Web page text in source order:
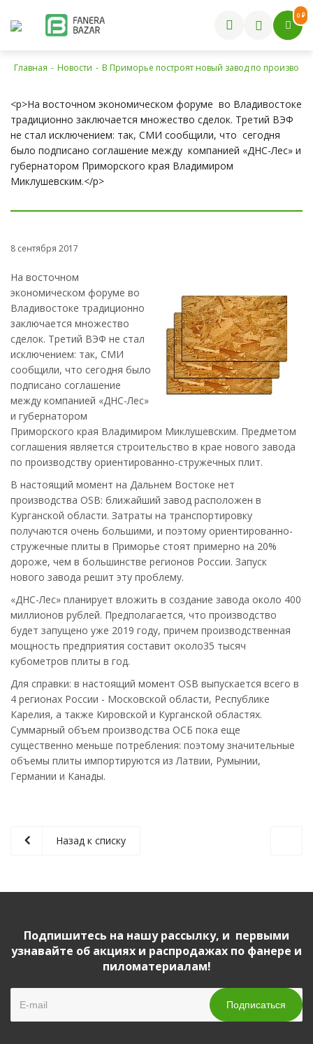
0 ₽
Главная - Новости - В Приморье построят новый завод по
<p>На восточном экономическом форуме во Владивостоке
традиционно заключается множество сделок. Третий ВЭФ
не стал исключением: так, СМИ сообщили, что сегодня
было подписано соглашение между компанией «ДНС-Лес» и
губернатором Приморского края Владимиром
Миклушевским.</p>
8 сентября 2017
На восточном
экономическом форуме во
Владивостоке традиционно
заключается множество
сделок. Третий ВЭФ не стал
исключением: так, СМИ
сообщили, что сегодня было
подписано соглашение
между компанией «ДНС-Лес»
и губернатором
Приморского края Владимиром Миклушевским. Предметом
соглашения является строительство в крае нового завода
по производству ориентированно-стружечных плит.
В настоящий момент на Дальнем Востоке нет
производства OSB: ближайший завод расположен в
Курганской области. Затраты на транспортировку
получаются очень большими, и поэтому ориентированно-
стружечные плиты в Приморье стоят примерно на 20%
дороже, чем в большинстве регионов России. Запуск
нового завода решит эту проблему.
«ДНС-Лес» планирует вложить в создание завода около 400
миллионов рублей. Предполагается, что производство
будет запущено уже 2019 году, причем производственная
мощность предприятия составит около35 тысяч
кубометров плиты в год.
Для справки: в настоящий момент OSB выпускается всего в
4 регионах России - Московской области, Республике
Карелия, а также Кировской и Курганской областях.
Суммарный объем производства ОСБ пока еще
существенно меньше потребления: поэтому значительные
объемы плиты импортируются из Латвии, Румынии,
Германии и Канады.
Назад к списку
Подпишитесь на нашу рассылку, и первыми
узнавайте об акциях и распродажах по фанере и
пиломатериалам!